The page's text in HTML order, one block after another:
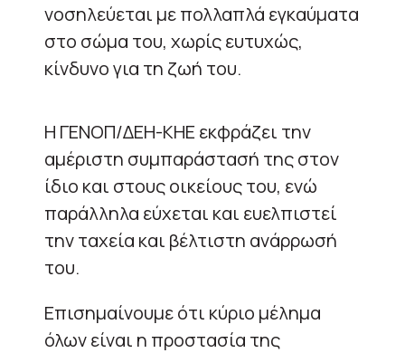
νοσηλεύεται με πολλαπλά εγκαύματα
στο σώμα του, χωρίς ευτυχώς,
κίνδυνο για τη ζωή του.
Η ΓΕΝΟΠ/ΔΕΗ-ΚΗΕ εκφράζει την
αμέριστη συμπαράστασή της στον
ίδιο και στους οικείους του, ενώ
παράλληλα εύχεται και ευελπιστεί
την ταχεία και βέλτιστη ανάρρωσή
του.
Επισημαίνουμε ότι κύριο μέλημα
όλων είναι η προστασία της